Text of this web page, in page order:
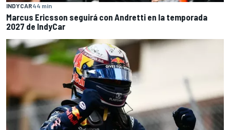
INDYCAR44 min
Marcus Ericsson seguirá con Andretti en la temporada
2027 de IndyCar